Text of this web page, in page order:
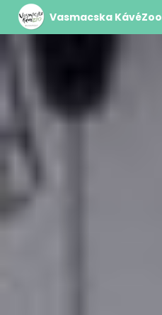
Vasmacska KávéZoo